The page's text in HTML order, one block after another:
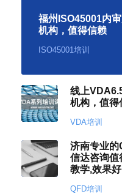
福州ISO45001内
机构，值得信赖
ISO45001培训
线上
机构，值得
VDA培训
济南专业的
信达咨询值
教学,效果好
QFD培训